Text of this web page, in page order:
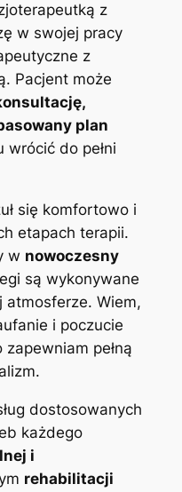
z
w swojej pracy
z
Pacjent może
plan
wrócić do pełni
się komfortowo i
etapach terapii.
w nowoczesny
są wykonywane
atmosferze. Wiem,
i poczucie
pełną
dostosowanych
każdego
i
rehabilitacji